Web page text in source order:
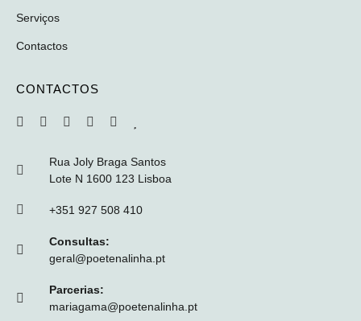
Serviços
Contactos
CONTACTOS
Rua Joly Braga Santos
Lote N 1600 123 Lisboa
+351 927 508 410
Consultas:
geral@poetenalinha.pt
Parcerias:
mariagama@poetenalinha.pt